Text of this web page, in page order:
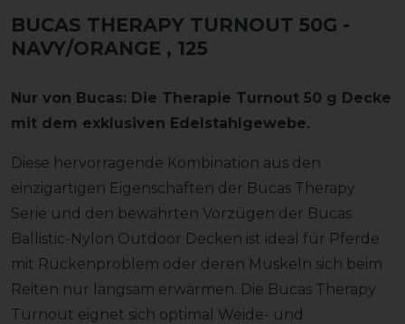
BUCAS THERAPY TURNOUT 50G -
NAVY/ORANGE , 125
Nur von Bucas: Die Therapie Turnout 50 g Decke
mit dem exklusiven Edelstahlgewebe.
Diese hervorragende Kombination aus den
einzigartigen Eigenschaften der Bucas Therapy
Serie und den bewährten Vorzügen der Bucas
Ballistic-Nylon Outdoor Decken ist ideal für Pferde
mit Rückenproblem oder deren Muskeln sich beim
Reiten nur langsam erwärmen. Die Bucas Therapy
Turnout eignet sich optimal Weide- und